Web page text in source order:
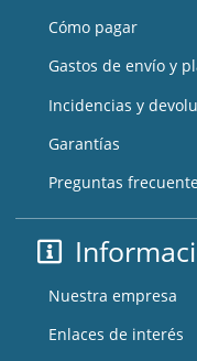
Cómo pagar
Gastos de envío y
Incidencias y
Garantías
Preguntas
Nuestra empresa
Enlaces de interés